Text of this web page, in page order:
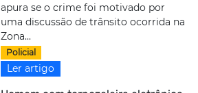
apura se o crime foi motivado por
uma discussão de trânsito ocorrida na
Zona...
Policial
Ler artigo